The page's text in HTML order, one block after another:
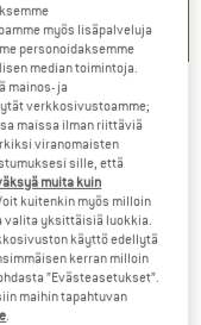
10 -
myös lisäpalveluja
personoidaksemme
median toimintoja.
mainos- ja
verkkosivustoamme;
maissa ilman riittäviä
viranomaisten
sille, että
muita kuin
kuitenkin myös milloin
yksittäisiä luokkia.
käyttö edellytä
kerran milloin
”Evästeasetukset”.
maihin tapahtuvan